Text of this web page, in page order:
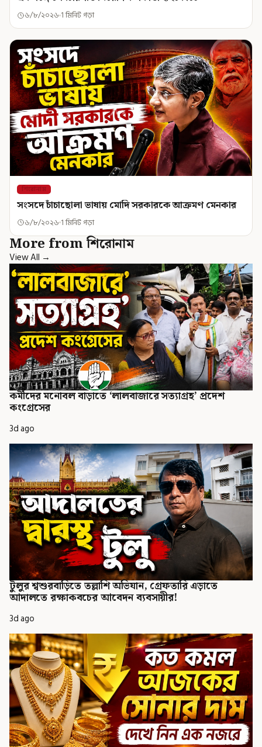
৬/৮/২০২৬ 1 মিনিট পড়া
শিরোনাম
সংসদে চাঁচাছোলা ভাষায় মোদি সরকারকে আক্রমণ মেনকার
৬/৮/২০২৬ 1 মিনিট পড়া
More from শিরোনাম
View All →
কর্মীদের মনোবল বাড়াতে ‘লালবাজারে সত্যাগ্রহ’ প্রদেশ
কংগ্রেসের
3d ago
টুলুর শ্বশুরবাড়িতে তল্লাশি অভিযান, গ্রেফতারি এড়াতে
আদালতে রক্ষাকবচের আবেদন ব্যবসায়ীর!
3d ago